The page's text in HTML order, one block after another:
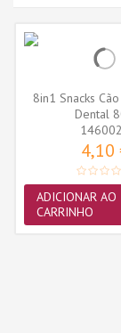
8in1 Snacks
Dental
4,10
ADICIONAR AO
CARRINHO